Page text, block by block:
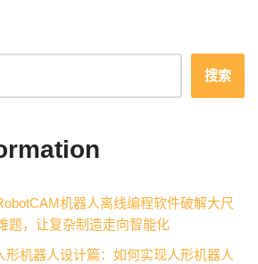
搜索
机器人离线编程软件破解大尺
题，让复杂制造走向智能化
形机器人设计篇：如何实现人形机器人